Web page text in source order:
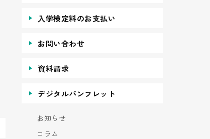
入学検定料のお支払い
お問い合わせ
資料請求
デジタルパンフレット
お知らせ
コラム